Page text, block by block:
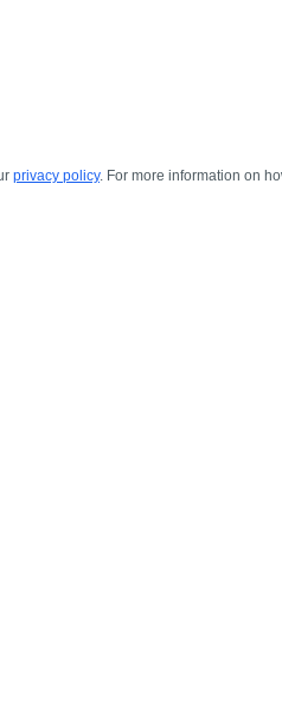
privacy policy. For more information on